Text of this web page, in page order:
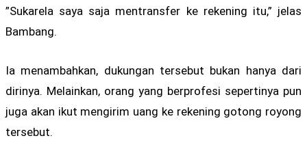
”Sukarela saya saja mentransfer ke rekening itu,” jelas
Bambang.
Ia menambahkan, dukungan tersebut bukan hanya dari
dirinya. Melainkan, orang yang berprofesi sepertinya pun
juga akan ikut mengirim uang ke rekening gotong royong
tersebut.